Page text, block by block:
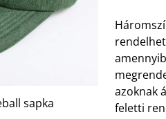
sapka
azoknak
feletti